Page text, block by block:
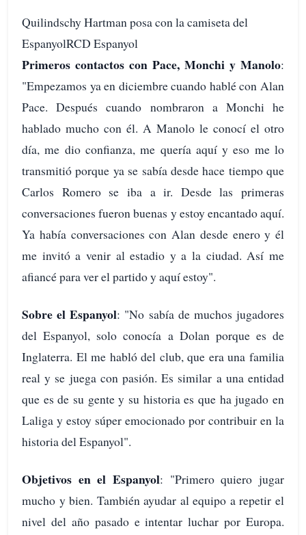
Quilindschy Hartman posa con la camiseta del
EspanyolRCD Espanyol
Primeros contactos con Pace, Monchi y Manolo:
"Empezamos ya en diciembre cuando hablé con Alan
Pace. Después cuando nombraron a Monchi he
hablado mucho con él. A Manolo le conocí el otro
día, me dio confianza, me quería aquí y eso me lo
transmitió porque ya se sabía desde hace tiempo que
Carlos Romero se iba a ir. Desde las primeras
conversaciones fueron buenas y estoy encantado aquí.
Ya había conversaciones con Alan desde enero y él
me invitó a venir al estadio y a la ciudad. Así me
afiancé para ver el partido y aquí estoy".
Sobre el Espanyol: "No sabía de muchos jugadores
del Espanyol, solo conocía a Dolan porque es de
Inglaterra. El me habló del club, que era una familia
real y se juega con pasión. Es similar a una entidad
que es de su gente y su historia es que ha jugado en
Laliga y estoy súper emocionado por contribuir en la
historia del Espanyol".
Objetivos en el Espanyol: "Primero quiero jugar
mucho y bien. También ayudar al equipo a repetir el
nivel del año pasado e intentar luchar por Europa.